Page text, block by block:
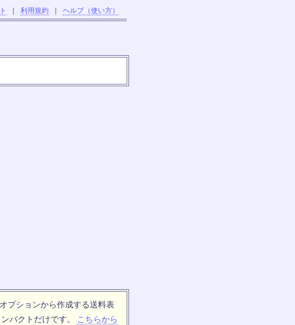
利用規約 ヘルプ（使い方）
オプションから作成する送料表
パクトだけです。
こちらから